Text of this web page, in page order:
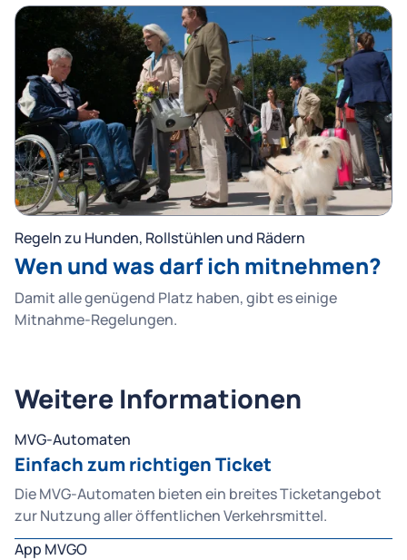
Regeln zu Hunden, Rollstühlen und Rädern
Wen und was darf ich mitnehmen?
Damit alle genügend Platz haben, gibt es einige
Mitnahme-Regelungen.
Weitere Informationen
MVG-Automaten
Einfach zum richtigen Ticket
Die MVG-Automaten bieten ein breites Ticketangebot
zur Nutzung aller öffentlichen Verkehrsmittel.
App MVGO